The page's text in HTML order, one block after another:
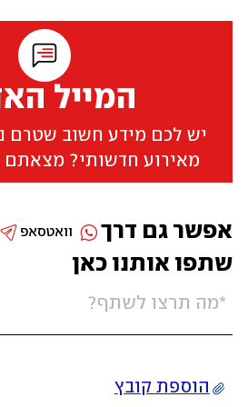
המייל
יש לכם מידע חשוב שטרם
מאירוע חדשותי?
שתפו אותנו כאן
הוספת קובץ
אפשר גם דרך וואטסאפ